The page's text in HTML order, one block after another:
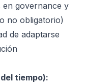
en governance y
no obligatorio)
de adaptarse
tiempo):